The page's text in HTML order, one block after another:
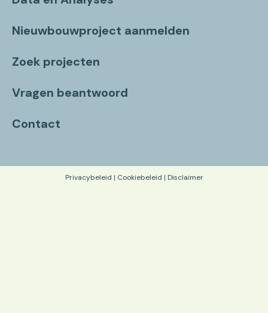
Nieuwbouwproject aanmelden
Zoek projecten
Vragen beantwoord
Contact
Privacybeleid | Cookiebeleid | Disclaimer